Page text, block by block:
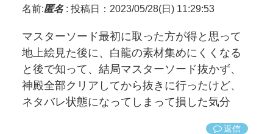
名前:匿名: 投稿日：2023/05/28(日) 11:29:53
マスターソード最初に取った方が得と思って
地上絵見た後に、白龍の素材集めにくくなる
と後で知って、結局マスターソード抜かず、
神殿全部クリアしてから抜きに行ったけど、
ネタバレ状態になってしまって損した気分
返信